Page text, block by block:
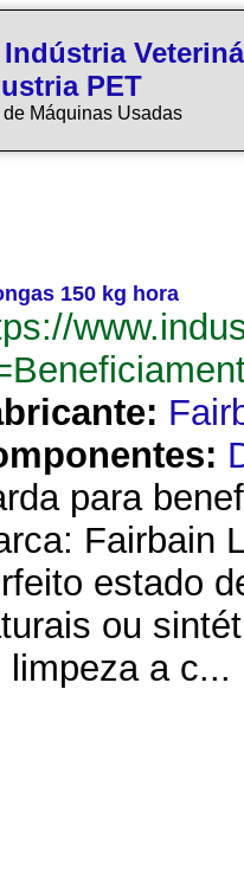
PET
Máquinas Usadas
150 kg hora
para
Fairbain
estado
ou
limpeza a c...